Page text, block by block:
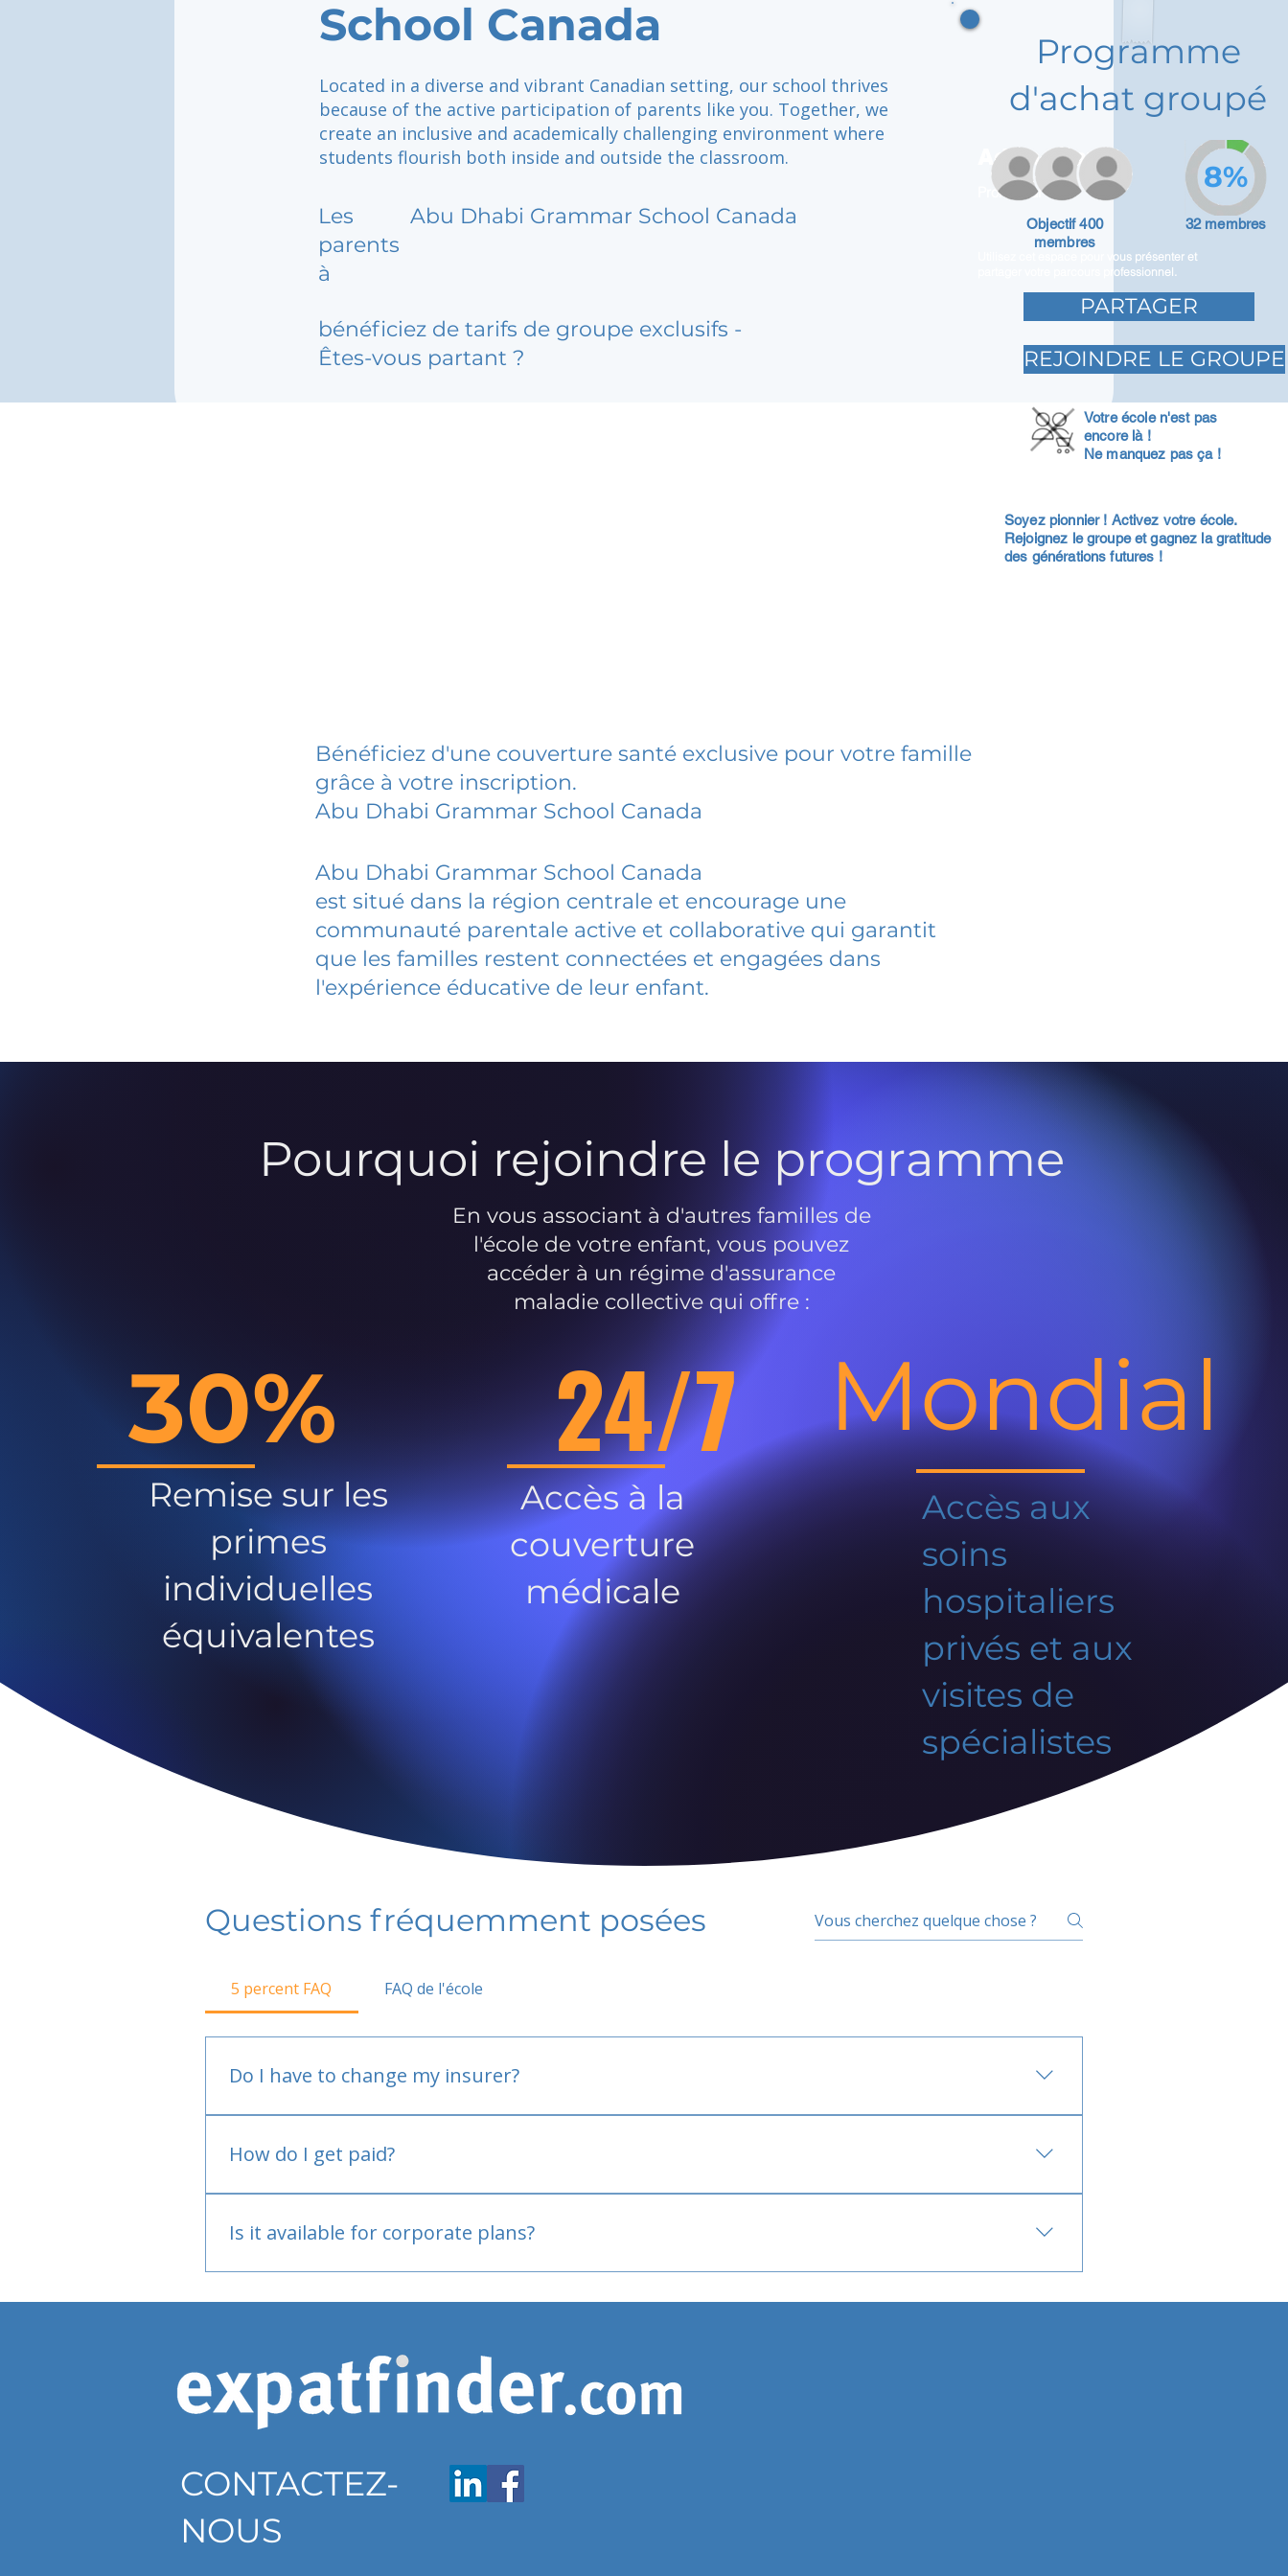
School Canada
Located in a diverse and vibrant Canadian setting, our school thrives
because of the active participation of parents like you. Together, we
create an inclusive and academically challenging environment where
students flourish both inside and outside the classroom.
Les
parents
à
Abu Dhabi Grammar School Canada
bénéficiez de tarifs de groupe exclusifs -
Êtes-vous partant ?
Adam Caar
Promoteur
Utilisez cet espace pour vous présenter et
partager votre parcours professionnel.
Programme
d'achat groupé
Objectif 400
membres
32 membres
8%
PARTAGER
REJOINDRE LE GROUPE
Votre école n'est pas
encore là !
Ne manquez pas ça !
Soyez pionnier ! Activez votre école.
Rejoignez le groupe et gagnez la gratitude
des générations futures !
Bénéficiez d'une couverture santé exclusive pour votre famille
grâce à votre inscription.
Abu Dhabi Grammar School Canada
Abu Dhabi Grammar School Canada
est situé dans la région centrale et encourage une
communauté parentale active et collaborative qui garantit
que les familles restent connectées et engagées dans
l'expérience éducative de leur enfant.
Pourquoi rejoindre le programme
En vous associant à d'autres familles de
l'école de votre enfant, vous pouvez
accéder à un régime d'assurance
maladie collective qui offre :
30%
Remise sur les
primes
individuelles
équivalentes
24/7
Accès à la
couverture
médicale
Mondial
Accès aux
soins
hospitaliers
privés et aux
visites de
spécialistes
Questions fréquemment posées
5 percent FAQ FAQ de l'école
Do I have to change my insurer?
How do I get paid?
Is it available for corporate plans?
CONTACTEZ-
NOUS